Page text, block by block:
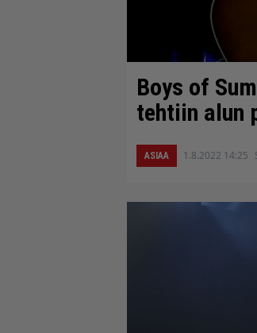
Boys of
tehtiin alun
ASIAA 1.8.2022 14:25